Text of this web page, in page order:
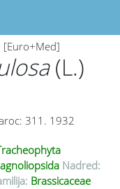
[Euro+Med]
(L.)
311. 1932
Nadred:
Brassicaceae